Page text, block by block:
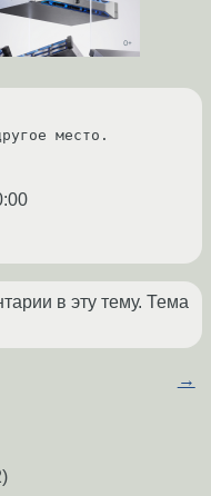
место.
в эту тему. Тема
→